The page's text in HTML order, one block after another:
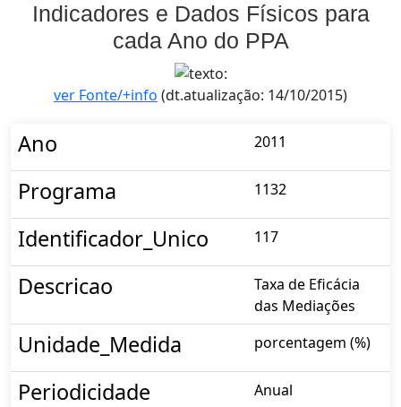
Indicadores e Dados Físicos para
cada Ano do PPA
ver Fonte/+info (dt.atualização: 14/10/2015)
Ano 2011
Programa 1132
Identificador_Unico 117
Descricao
Taxa de Eficácia
das Mediações
Unidade_Medida porcentagem (%)
Periodicidade Anual